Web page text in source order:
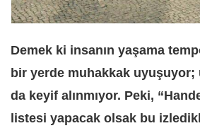
Demek ki insanın yaşama
bir yerde muhakkak uyuşuyor;
da keyif alınmıyor. Peki,
listesi yapacak olsak bu